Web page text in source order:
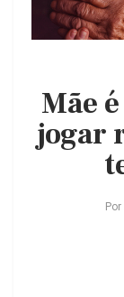
Mãe
jogar
Por